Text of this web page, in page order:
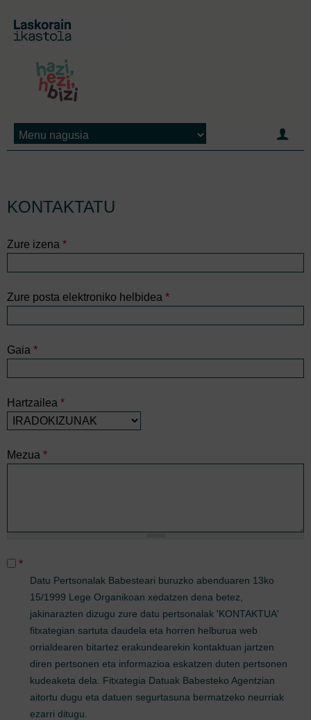
KONTAKTATU
Zure izena *
Zure posta elektroniko helbidea *
Gaia *
Hartzailea *
Mezua *
*
Datu Pertsonalak Babesteari buruzko abenduaren 13ko
15/1999 Lege Organikoan xedatzen dena betez,
jakinarazten dizugu zure datu pertsonalak 'KONTAKTUA'
fitxategian sartuta daudela eta horren helburua web
orrialdearen bitartez erakundearekin kontaktuan jartzen
diren pertsonen eta informazioa eskatzen duten pertsonen
kudeaketa dela. Fitxategia Datuak Babesteko Agentzian
aitortu dugu eta datuen segurtasuna bermatzeko neurriak
ezarri ditugu.